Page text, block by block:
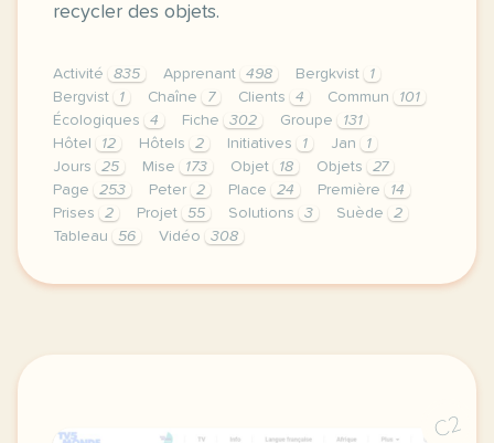
recycler des objets.
Activité 835 Apprenant 498 Bergkvist
1
Bergvist
1 Chaîne 7 Clients 4 Commun
101
Écologiques
4 Fiche 302 Groupe
131
Hôtel
12 Hôtels 2 Initiatives 1 Jan
1
Jours
25 Mise 173 Objet 18 Objets
27
Page
253 Peter 2 Place 24 Première
14
Prises
2 Projet 55 Solutions 3 Suède
2
Tableau
56 Vidéo 308
le respect de votre vie privee est une priorite
C2